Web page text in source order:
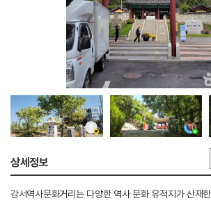
상세정보
강서역사문화거리는 다양한 역사 문화 유적지가 산재